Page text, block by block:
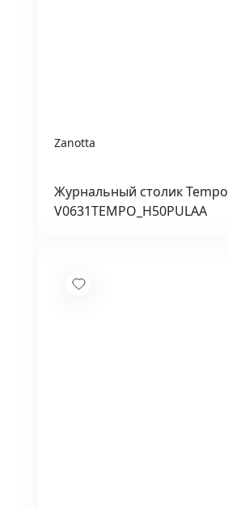
Zanotta
Журнальный столик Tempo
V0631TEMPO_H50PULAA